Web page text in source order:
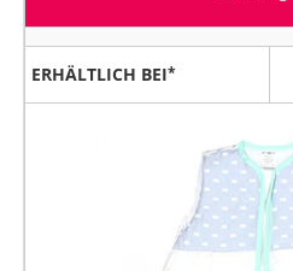
ERHÄLTLICH BEI